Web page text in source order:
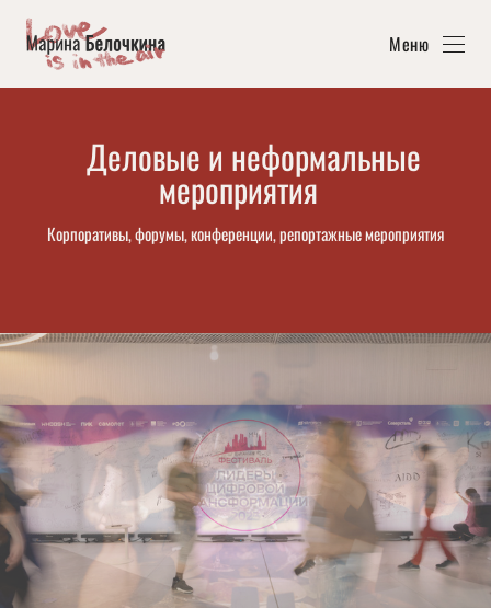
Меню
Деловые и неформальные
мероприятия
Корпоративы, форумы, конференции, репортажные мероприятия